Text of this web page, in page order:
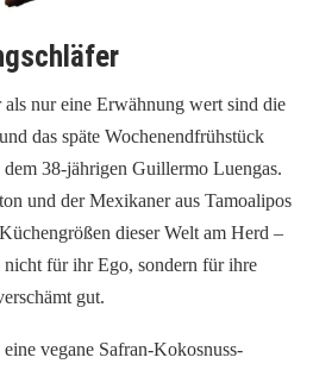
nur eine Erwähnung wert sind die
das späte Wochenendfrühstück
38-jährigen Guillermo Luengas.
und der Mexikaner aus Tamoalipos
dieser Welt am Herd –
nicht für ihr Ego, sondern für ihre
gut.
vegane Safran-Kokosnuss-